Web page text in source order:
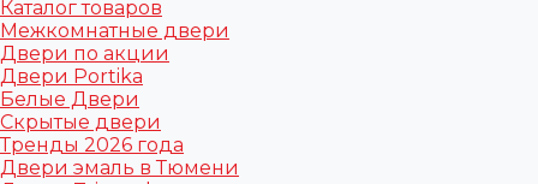
Каталог товаров
Межкомнатные двери
Двери по акции
Двери Portika
Белые Двери
Скрытые двери
Тренды 2026 года
Двери эмаль в Тюмени